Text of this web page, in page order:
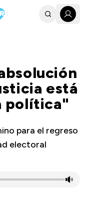
está
política"
para el regreso
electoral